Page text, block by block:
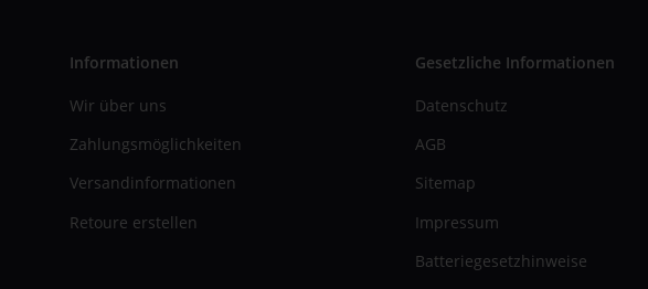
Informationen
Wir über uns
Zahlungsmöglichkeiten
Versandinformationen
Retoure erstellen
Gesetzliche Informationen
Datenschutz
AGB
Sitemap
Impressum
Batteriegesetzhinweise